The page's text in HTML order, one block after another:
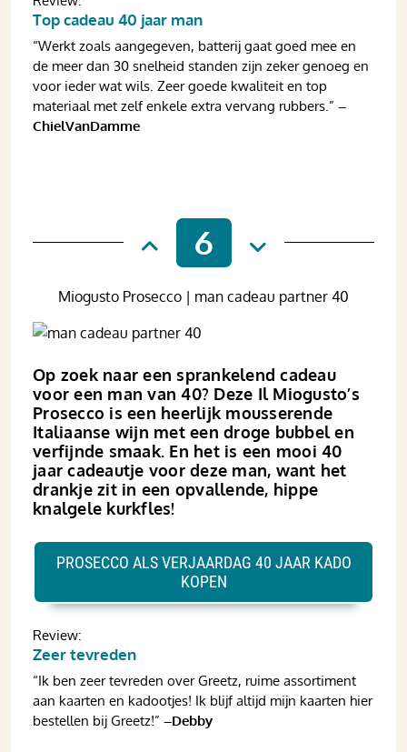
Top cadeau 40 jaar man
“Werkt zoals aangegeven, batterij gaat goed mee en
de meer dan 30 snelheid standen zijn zeker genoeg en
voor ieder wat wils. Zeer goede kwaliteit en top
materiaal met zelf enkele extra vervang rubbers.” –
ChielVanDamme
6
Op zoek naar een sprankelend cadeau
voor een man van 40? Deze Il Miogusto’s
Prosecco is een heerlijk mousserende
Italiaanse wijn met een droge bubbel en
verfijnde smaak. En het is een mooi 40
jaar cadeautje voor deze man, want het
drankje zit in een opvallende, hippe
knalgele kurkfles!
Miogusto Prosecco | man cadeau partner 40
Review:
Zeer tevreden
“Ik ben zeer tevreden over Greetz, ruime assortiment
aan kaarten en kadootjes! Ik blijf altijd mijn kaarten hier
bestellen bij Greetz!” –Debby
PROSECCO ALS VERJAARDAG 40 JAAR KADO
KOPEN